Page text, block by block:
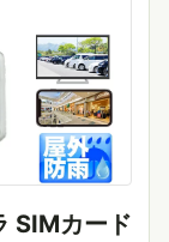
SIMカード